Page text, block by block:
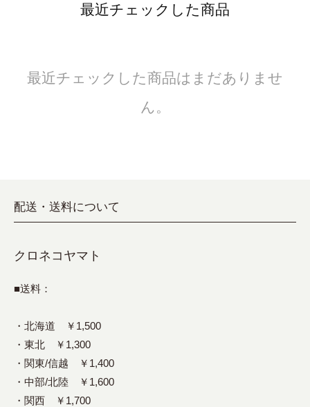
最近チェックした商品
最近チェックした商品はまだありませ
ん。
配送・送料について
クロネコヤマト
■送料：
・北海道 ￥1,500
・東北 ￥1,300
・関東/信越 ￥1,400
・中部/北陸 ￥1,600
・関西 ￥1,700